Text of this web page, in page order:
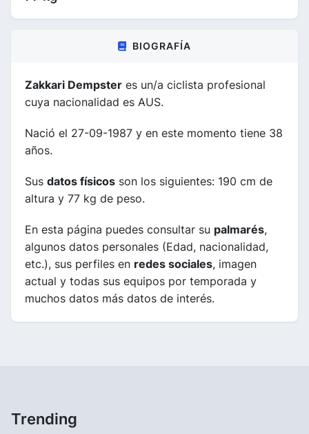
BIOGRAFÍA
Zakkari Dempster es un/a ciclista profesional
cuya nacionalidad es AUS.
Nació el 27-09-1987 y en este momento tiene 38
años.
Sus datos físicos son los siguientes: 190 cm de
altura y 77 kg de peso.
En esta página puedes consultar su palmarés,
algunos datos personales (Edad, nacionalidad,
etc.), sus perfiles en redes sociales, imagen
actual y todas sus equipos por temporada y
muchos datos más datos de interés.
Trending